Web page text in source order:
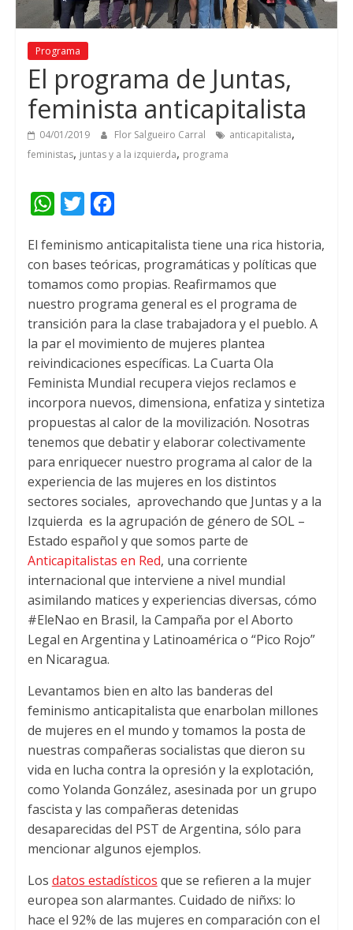
Programa
El programa de Juntas,
feminista anticapitalista
04/01/2019 Flor Salgueiro Carral anticapitalista,
feministas, juntas y a la izquierda, programa
W
a
t
s
A
p
p
i
t
t
e
r
c
e
b
o
o
k
El feminismo anticapitalista tiene una rica historia,
con bases teóricas, programáticas y políticas que
tomamos como propias. Reafirmamos que
nuestro programa general es el programa de
transición para la clase trabajadora y el pueblo. A
la par el movimiento de mujeres plantea
reivindicaciones específicas. La Cuarta Ola
Feminista Mundial recupera viejos reclamos e
incorpora nuevos, dimensiona, enfatiza y sintetiza
propuestas al calor de la movilización. Nosotras
tenemos que debatir y elaborar colectivamente
para enriquecer nuestro programa al calor de la
experiencia de las mujeres en los distintos
sectores sociales, aprovechando que Juntas y a la
Izquierda es la agrupación de género de SOL –
Estado español y que somos parte de
Anticapitalistas en Red, una corriente
internacional que interviene a nivel mundial
asimilando matices y experiencias diversas, cómo
#EleNao en Brasil, la Campaña por el Aborto
Legal en Argentina y Latinoamérica o “Pico Rojo”
en Nicaragua.
Levantamos bien en alto las banderas del
feminismo anticapitalista que enarbolan millones
de mujeres en el mundo y tomamos la posta de
nuestras compañeras socialistas que dieron su
vida en lucha contra la opresión y la explotación,
como Yolanda González, asesinada por un grupo
fascista y las compañeras detenidas
desaparecidas del PST de Argentina, sólo para
mencionar algunos ejemplos.
Los datos estadísticos que se refieren a la mujer
europea son alarmantes. Cuidado de niñxs: lo
hace el 92% de las mujeres en comparación con el